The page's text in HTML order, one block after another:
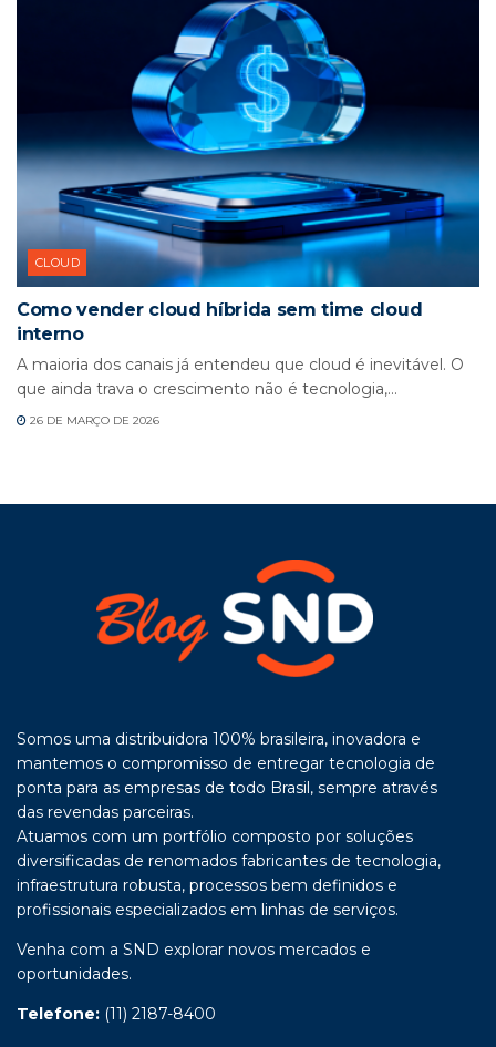
CLOUD
Como vender cloud híbrida sem time cloud
interno
A maioria dos canais já entendeu que cloud é inevitável. O
que ainda trava o crescimento não é tecnologia,...
26 DE MARÇO DE 2026
Somos uma distribuidora 100% brasileira, inovadora e
mantemos o compromisso de entregar tecnologia de
ponta para as empresas de todo Brasil, sempre através
das revendas parceiras.
Atuamos com um portfólio composto por soluções
diversificadas de renomados fabricantes de tecnologia,
infraestrutura robusta, processos bem definidos e
profissionais especializados em linhas de serviços.
Venha com a SND explorar novos mercados e
oportunidades.
Telefone: (11) 2187-8400